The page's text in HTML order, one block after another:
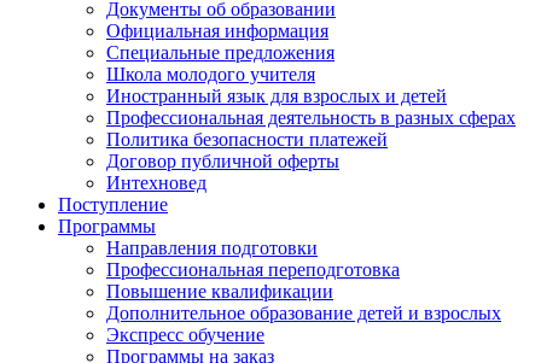
Документы об образовании
Официальная информация
Специальные предложения
Школа молодого учителя
Иностранный язык для взрослых и детей
Профессиональная деятельность в разных сферах
Политика безопасности платежей
Договор публичной оферты
Интехновед
Поступление
Программы
Направления подготовки
Профессиональная переподготовка
Повышение квалификации
Дополнительное образование детей и взрослых
Экспресс обучение
Программы на заказ